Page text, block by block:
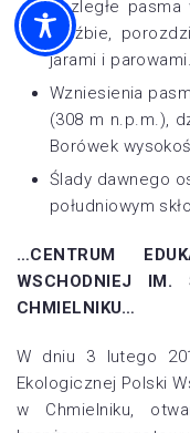
Rozległe
rzeźbie,
jarami i parowami.
Wzniesienia
(308 m n.p.m.),
Borówek
Ślady dawnego
południowym
…CENTRUM
WSCHODNIEJ
CHMIELNIKU…
W dniu 3 lutego
Ekologicznej Polski
w Chmielniku,